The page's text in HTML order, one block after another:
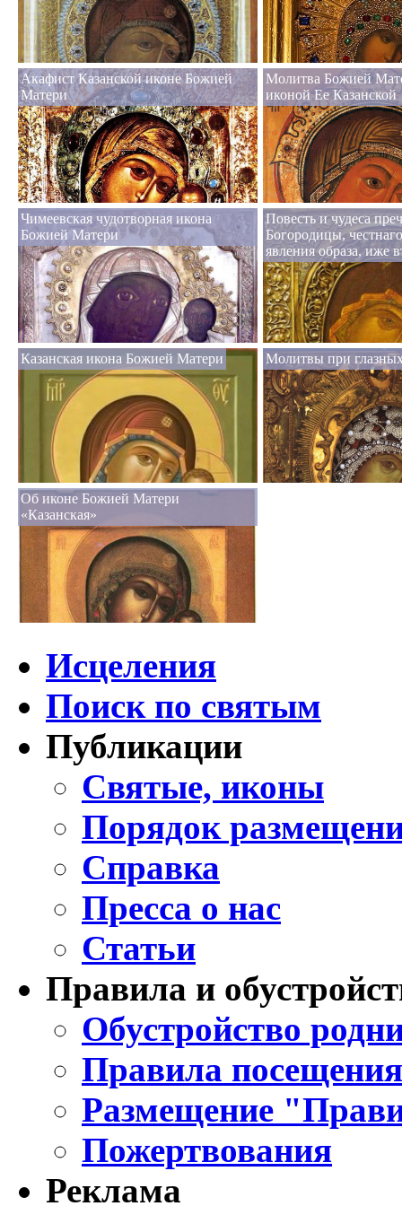
Акафист Казанской иконе Божией
Матери
Молитва Божией
иконой Ее Казанской
Чимеевская чудотворная икона
Божией Матери
Повесть и чудеса
Богородицы,
явления образа, иже
Казанская икона Божией Матери Молитвы при
Об иконе Божией Матери
«Казанская»
Исцеления
Поиск по святым
Публикации
Святые, иконы
Порядок
Справка
Пресса о нас
Статьи
Правила и
Обустройство
Правила
Размещение
Пожертвования
Реклама